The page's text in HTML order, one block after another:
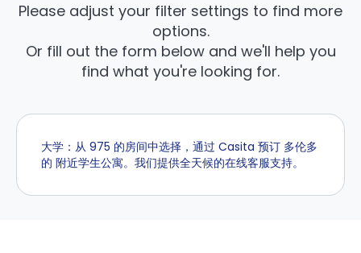
Please adjust your filter settings to find more
options.
Or fill out the form below and we'll help you
find what you're looking for.
大学：从 975 的房间中选择，通过 Casita 预订 多伦多
的 附近学生公寓。我们提供全天候的在线客服支持。